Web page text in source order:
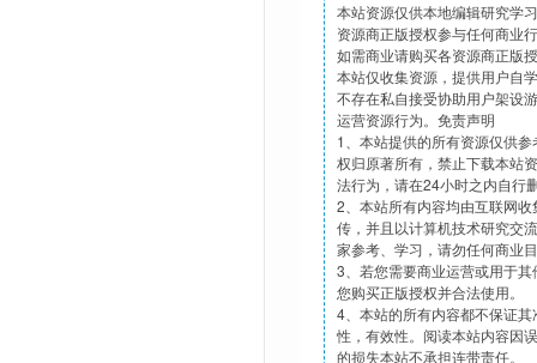
本站资源仅供本地编辑研究学
资源商正版授权参与任何商业
如需商业请购买各资源商正版
本站仅收集资源，提供用户自
不存在私自接受协助用户架设
运营资源行为。免责声明
1、本站提供的所有资源仅供
权归原著所有，禁止下载本站
法行为，请在24小时之内自行
2、本站所有内容均由互联网
传，并且以计算机技术研究交
家参考、学习，请勿任何商业
3、若您需要商业运营或用于
您购买正版授权并合法使用。
4、本站的所有内容都不保证
性，有效性。阅读本站内容因
的损失本站不承担连带责任。